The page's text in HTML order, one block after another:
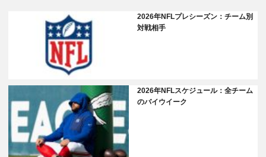
2026年NFLプレシーズン：チーム別
対戦相手
2026年NFLスケジュール：全チーム
のバイウイーク